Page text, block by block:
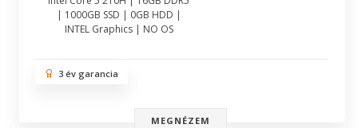
| 1000GB SSD | 0GB HDD |
INTEL Graphics | NO OS
3 év garancia
MEGNÉZEM